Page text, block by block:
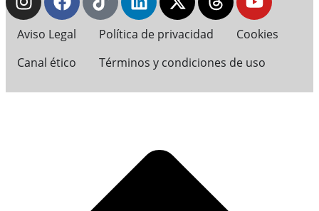
Aviso Legal Política de privacidad
Cookies
Canal ético
Términos y condiciones de uso